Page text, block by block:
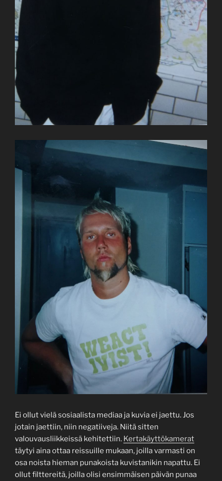
Ei ollut vielä sosiaalista mediaa ja kuvia ei jaettu. Jos
jotain jaettiin, niin negatiiveja. Niitä sitten
valouvausliikkeissä kehitettiin. Kertakäyttökamerat
täytyi aina ottaa reissuille mukaan, joilla varmasti on
osa noista hieman punakoista kuvistanikin napattu. Ei
ollut filttereitä, joilla olisi ensimmäisen päivän punaa